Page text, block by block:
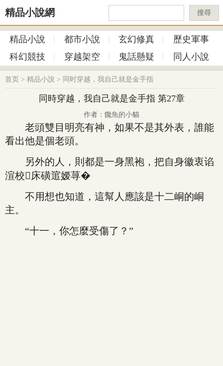
精品小說網 搜尋
精品小說 都市小說 玄幻修真
歷史軍事
科幻競技
穿越架空 鬼話懸疑 同人小說
首页 > 精品小說 > 同时穿越，我自己就是金手指
同時穿越，我自己就是金手指 第27章
作者：饞魚的小貓
老頭雙目明亮有神，如果不是其外表，誰能
看出他是個老頭。
另外的人，則都是一身黑袍，把自身徽衷谄
渲校床磺逭嫒荨�
不用想也知道，這幫人應該是十二峒的峒
主。
“十一，你怎麼受傷了？”